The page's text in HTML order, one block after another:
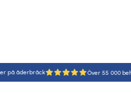
55
Hem Åderbråcksklinikerna